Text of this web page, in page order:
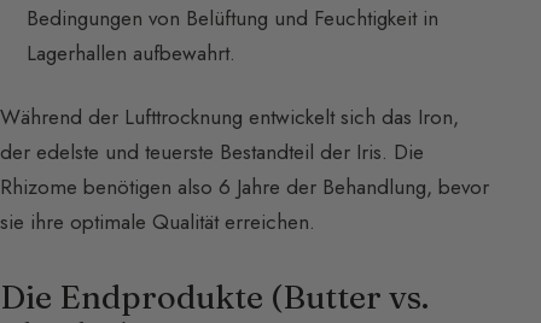
Bedingungen von Belüftung und Feuchtigkeit in
Lagerhallen aufbewahrt.
Während der Lufttrocknung entwickelt sich das Iron,
der edelste und teuerste Bestandteil der Iris. Die
Rhizome benötigen also 6 Jahre der Behandlung, bevor
sie ihre optimale Qualität erreichen.
Die Endprodukte (Butter vs.